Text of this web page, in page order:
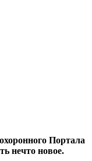
Портала
нечто новое.